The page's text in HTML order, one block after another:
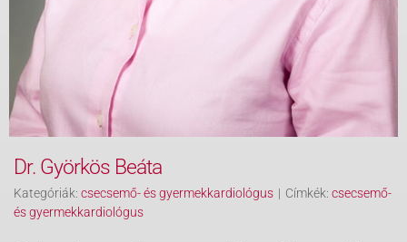
Dr. Györkös Beáta
Kategóriák: csecsemő- és gyermekkardiológus | Címkék: csecsemő-
és gyermekkardiológus